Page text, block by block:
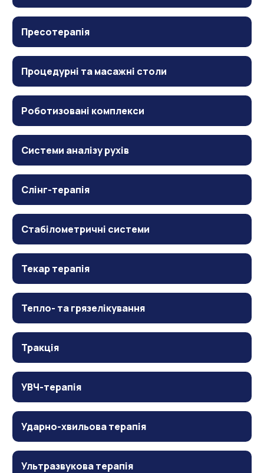
Пресотерапія
Процедурні та масажні столи
Роботизовані комплекси
Системи аналізу рухів
Слінг-терапія
Стабілометричні системи
Текар терапія
Тепло- та грязелікування
Тракція
УВЧ-терапія
Ударно-хвильова терапія
Ультразвукова терапія